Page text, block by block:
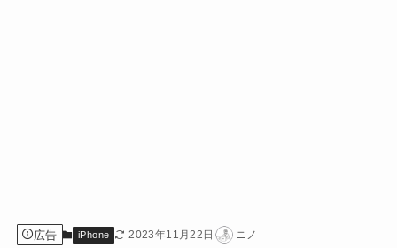
広告 iPhone 2023年11月22日 ニノ